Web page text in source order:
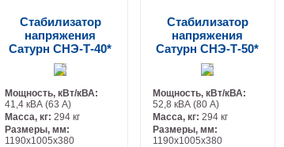
Стабилизатор
напряжения
Сатурн СНЭ-Т-40*
Мощность, кВт/кВА:
41,4 кВА (63 А)
Масса, кг:294 кг
Размеры, мм:
1190х1005х380
Стабилизатор
напряжения
Сатурн СНЭ-Т-50*
Мощность, кВт/кВА:
52,8 кВА (80 А)
Масса, кг: 294 кг
Размеры, мм:
1190х1005х380